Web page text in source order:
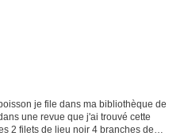
je file dans ma bibliothèque de
une revue que j'ai trouvé cette
2 filets de lieu noir 4 branches de